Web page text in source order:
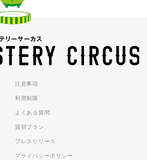
注意事項
利用制限
よくある質問
貸切プラン
プレスリリース
プライバシーポリシー